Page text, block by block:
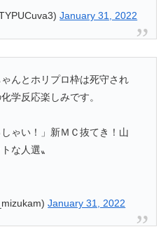
January 31, 2022
んとホリプロ枠は死守され
学反応楽しみです。
ゃい！」新ＭＣ抜てき！山
な人選〟
January 31, 2022